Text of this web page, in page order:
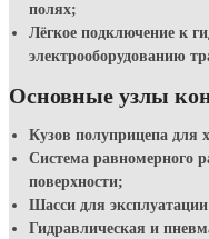
Оптимальная
полях;
Лёгкое подключение к
Основные узлы
Кузов полуприцепа для
Система равномерного
поверхности;
Шасси для эксплуатации